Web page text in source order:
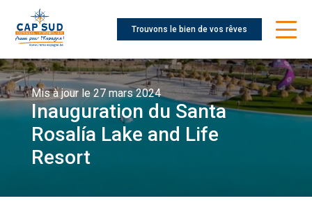
Trouvons le bien de vos rêves
Mis à jour le 27 mars 2024
Inauguration du Santa
Rosalía Lake and Life
Resort